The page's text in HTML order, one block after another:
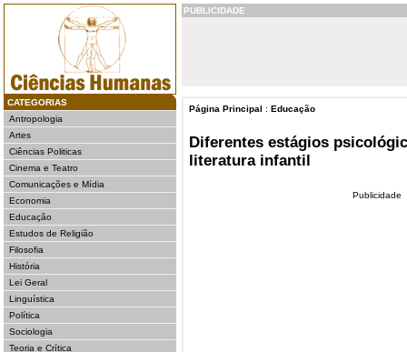
CATEGORIAS
Antropologia
Artes
Ciências Politicas
Cinema e Teatro
Comunicações e Mídia
Economia
Educação
Estudos de Religião
Filosofia
História
Lei Geral
Linguística
Política
Sociologia
Teoria e Crítica
PUBLICIDADE
Página Principal : Educação
Diferentes estágios
literatura infantil
Publicidade